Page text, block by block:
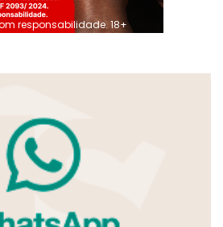
responsabilidade. 18+